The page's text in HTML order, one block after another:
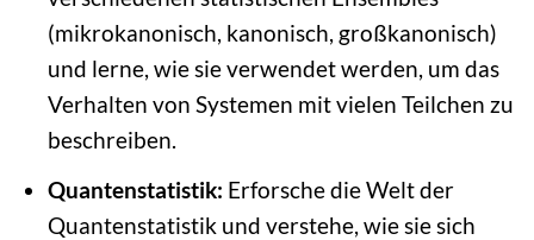
(mikrokanonisch, kanonisch, großkanonisch)
und lerne, wie sie verwendet werden, um das
Verhalten von Systemen mit vielen Teilchen zu
beschreiben.
Quantenstatistik: Erforsche die Welt der
Quantenstatistik und verstehe, wie sie sich